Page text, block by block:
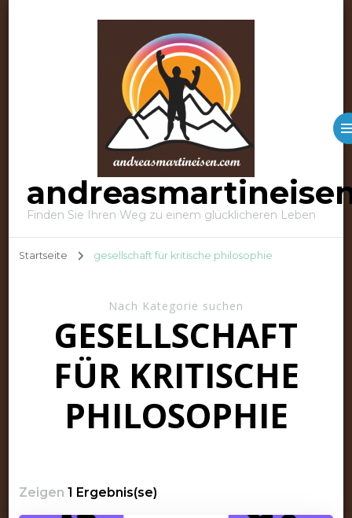
Finden Sie Ihren Weg zu einem glücklicheren Leben
Startseite gesellschaft für kritische philosophie
Nach Kategorie suchen
GESELLSCHAFT
FÜR KRITISCHE
PHILOSOPHIE
Zeigen 1 Ergebnis(se)